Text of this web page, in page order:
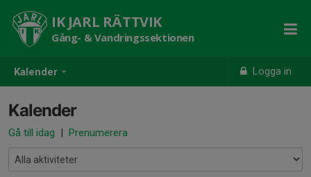
Kalender Logga in
IK JARL RÄTTVIK
Gång- & Vandringssektionen
Kalender
Gå till idag | Prenumerera